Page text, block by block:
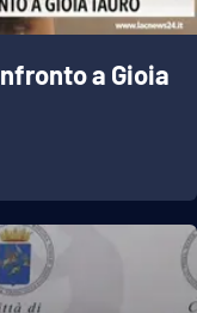
a Gioia